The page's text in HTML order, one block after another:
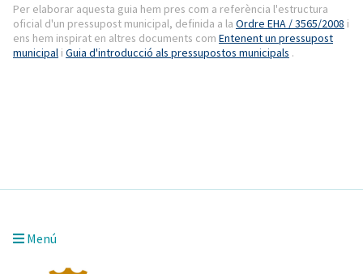
Per elaborar aquesta guia hem pres com a referència l'estructura
oficial d'un pressupost municipal, definida a la Ordre EHA / 3565/2008 i
ens hem inspirat en altres documents com Entenent un pressupost
municipal i Guia d'introducció als pressupostos municipals .
Menú